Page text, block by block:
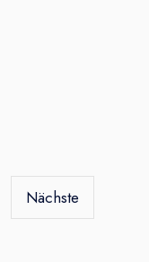
Nächste